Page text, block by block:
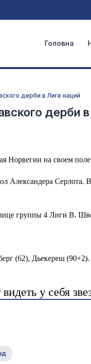
Головна
дерби в Лиге наций
дерби
Норвегии на своем
Александера Серлота.
группы 4 Лиги В.
(62), Дьекереш (90+2).
у себя